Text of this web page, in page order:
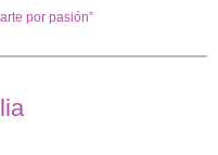
por pasión”